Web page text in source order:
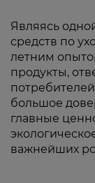
Являясь
средств по
летним
продукты,
большое
главные
важнейших